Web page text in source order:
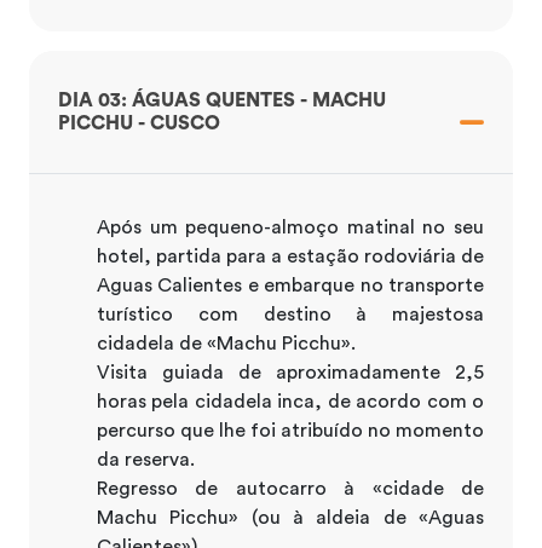
DIA 03: ÁGUAS QUENTES - MACHU
PICCHU - CUSCO
Após um pequeno-almoço matinal no seu
hotel, partida para a estação rodoviária de
Aguas Calientes e embarque no transporte
turístico com destino à majestosa
cidadela de «Machu Picchu».
Visita guiada de aproximadamente 2,5
horas pela cidadela inca, de acordo com o
percurso que lhe foi atribuído no momento
da reserva.
Regresso de autocarro à «cidade de
Machu Picchu» (ou à aldeia de «Aguas